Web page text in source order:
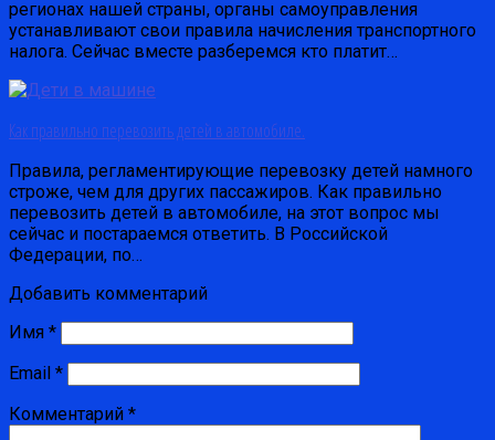
регионах нашей страны, органы самоуправления
устанавливают свои правила начисления транспортного
налога. Сейчас вместе разберемся кто платит…
Как правильно перевозить детей в автомобиле.
Правила, регламентирующие перевозку детей намного
строже, чем для других пассажиров. Как правильно
перевозить детей в автомобиле, на этот вопрос мы
сейчас и постараемся ответить. В Российской
Федерации, по…
Добавить комментарий
Имя *
Email *
Комментарий *